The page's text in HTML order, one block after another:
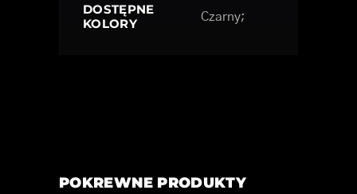
DOSTĘPNE
KOLORY
Czarny;
POKREWNE PRODUKTY